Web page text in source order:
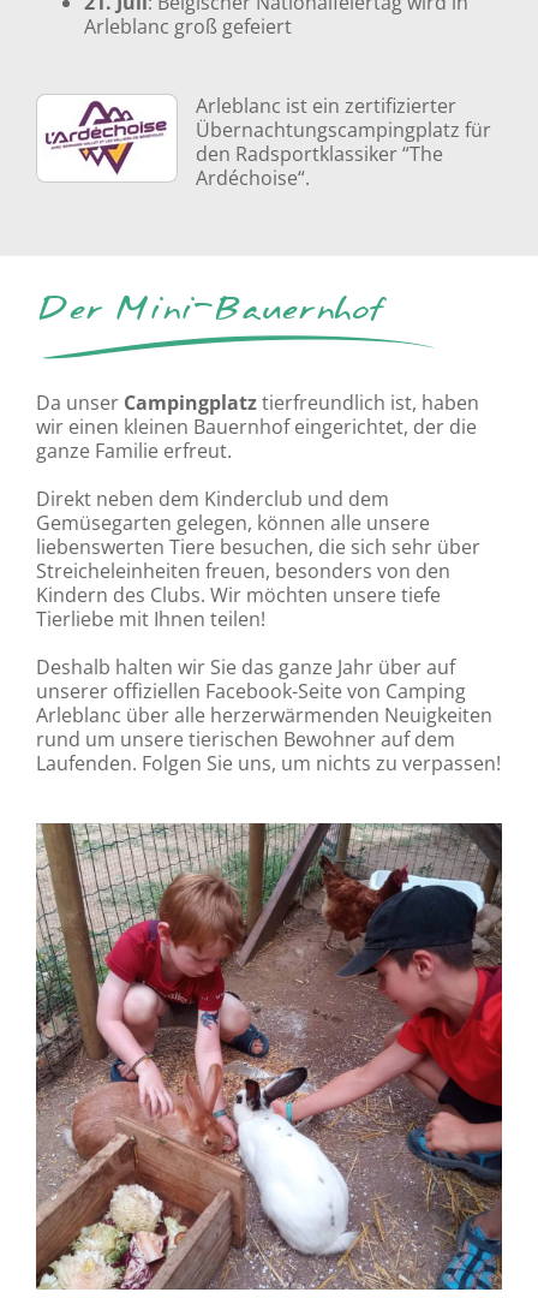
Arleblanc groß gefeiert
Arleblanc ist ein zertifizierter
Übernachtungscampingplatz für
den Radsportklassiker “The
Ardéchoise“.
Der Mini-Bauernhof
Da unser Campingplatztierfreundlich ist, haben
wir einen kleinen Bauernhof eingerichtet, der die
ganze Familie erfreut.
Direkt neben dem Kinderclub und dem
Gemüsegarten gelegen, können alle unsere
liebenswerten Tiere besuchen, die sich sehr über
Streicheleinheiten freuen, besonders von den
Kindern des Clubs. Wir möchten unsere tiefe
Tierliebe mit Ihnen teilen!
Deshalb halten wir Sie das ganze Jahr über auf
unserer offiziellen Facebook-Seite von Camping
Arleblanc über alle herzerwärmenden Neuigkeiten
rund um unsere tierischen Bewohner auf dem
Laufenden. Folgen Sie uns, um nichts zu verpassen!